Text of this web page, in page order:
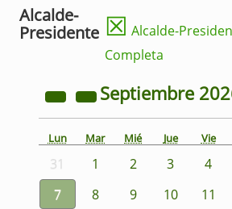
Alcalde-
Presidente ☒ Alcalde-
Completa
Septiembre
Lun Mar Mié Jue Vie
31 1 2 3 4
7
8 9 10 11